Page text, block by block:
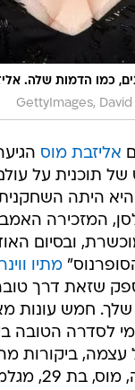
כמו הדמות שלה.
GettyImages,
אליזבת מוס
של תוכנית על
היא היתה
המזכירה
ובסיום
מתיו
ספק שזאת דרך
חמש עונות
לסדרה הטובה
עצמה, ביקורות
מעריצים